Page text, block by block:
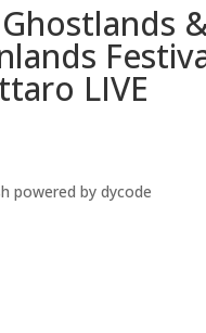
Ghostlands
LIVE